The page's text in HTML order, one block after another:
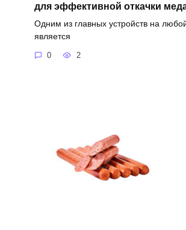
для эффективной откачки
Одним из главных устройств на
является
0 2